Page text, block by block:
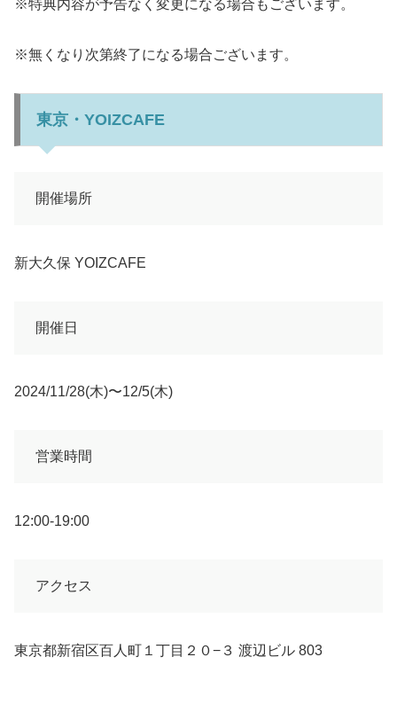
※特典内容が予告なく変更になる場合もございます。
※無くなり次第終了になる場合ございます。
東京・YOIZCAFE
開催場所
新大久保 YOIZCAFE
開催日
2024/11/28(木)〜12/5(木)
営業時間
12:00-19:00
アクセス
東京都新宿区百人町１丁目２０−３ 渡辺ビル 803